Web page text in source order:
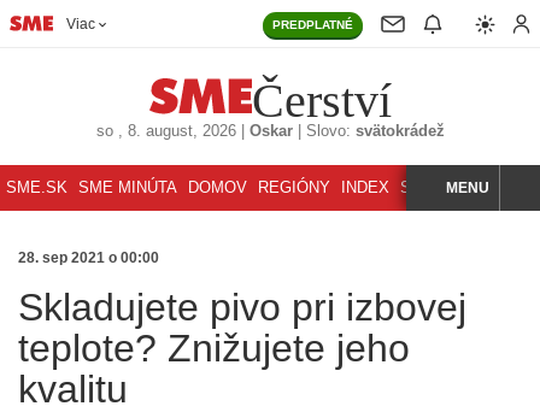
Viac PREDPLATNÉ
Čerství
so, 8. august, 2026| Oskar| Slovo: svätokrádež
SME.SK SME MINÚTA DOMOV REGIÓNY INDEX SVET ŠPORT
HĽADAJMENU
28. sep 2021 o 00:00
Skladujete pivo pri izbovej
teplote? Znižujete jeho
kvalitu